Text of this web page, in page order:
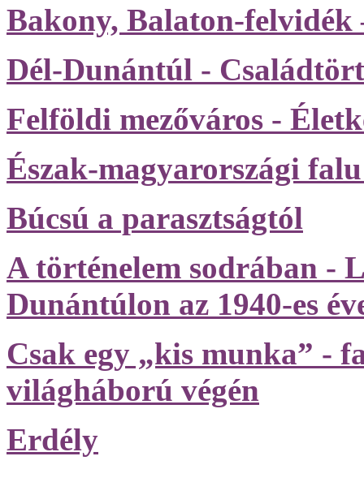
Bakony, Balaton-felvidék
Dél-Dunántúl -
Felföldi mezőváros -
Észak-magyarországi
Búcsú a parasztságtól
A történelem sodrában -
Dunántúlon az 1940-es
Csak egy „kis munka” -
világháború végén
Erdély